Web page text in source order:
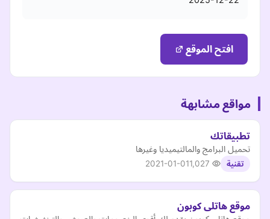
افتح الموقع
مواقع مشابهة
تطبيقاتك
تحميل البرامج والمالتيميديا وغيرها
تقنية 2021-01-01
موقع هاتلى كوبون